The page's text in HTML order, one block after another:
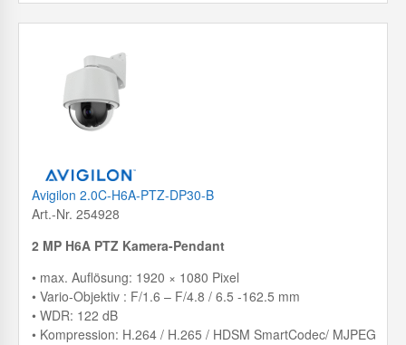
Avigilon 2.0C-H6A-PTZ-DP30-B
Art.-Nr. 254928
2 MP H6A PTZ Kamera-Pendant
• max. Auflösung: 1920 × 1080 Pixel
• Vario-Objektiv : F/1.6 – F/4.8 / 6.5 -162.5 mm
• WDR: 122 dB
• Kompression: H.264 / H.265 / HDSM SmartCodec/ MJPEG